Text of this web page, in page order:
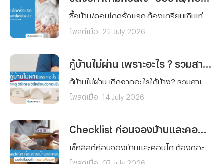
โพสต์เมื่อ 22 July 2026
โพสต์เมื่อ 14 July 2026
โพสต์เมื่อ 07 July 2026